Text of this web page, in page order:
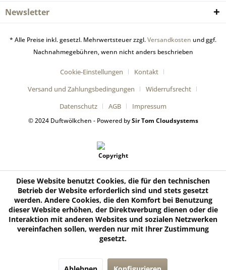
Newsletter
* Alle Preise inkl. gesetzl. Mehrwertsteuer zzgl.Versandkosten und ggf.
Nachnahmegebühren, wenn nicht anders beschrieben
Cookie-Einstellungen
Kontakt
Versand und Zahlungsbedingungen
Widerrufsrecht
Datenschutz
AGB Impressum
© 2024 Duftwölkchen - Powered bySir Tom Cloudsystems
Diese Website benutzt Cookies, die für den technischen
Betrieb der Website erforderlich sind und stets gesetzt
werden. Andere Cookies, die den Komfort bei Benutzung
dieser Website erhöhen, der Direktwerbung dienen oder die
Interaktion mit anderen Websites und sozialen Netzwerken
vereinfachen sollen, werden nur mit Ihrer Zustimmung
gesetzt.